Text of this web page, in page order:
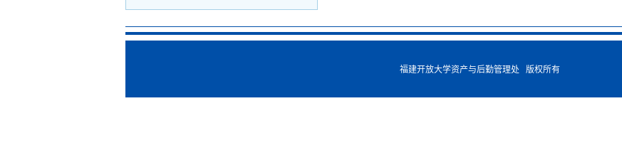
福建开放大学资产与后勤管理处 版权所有